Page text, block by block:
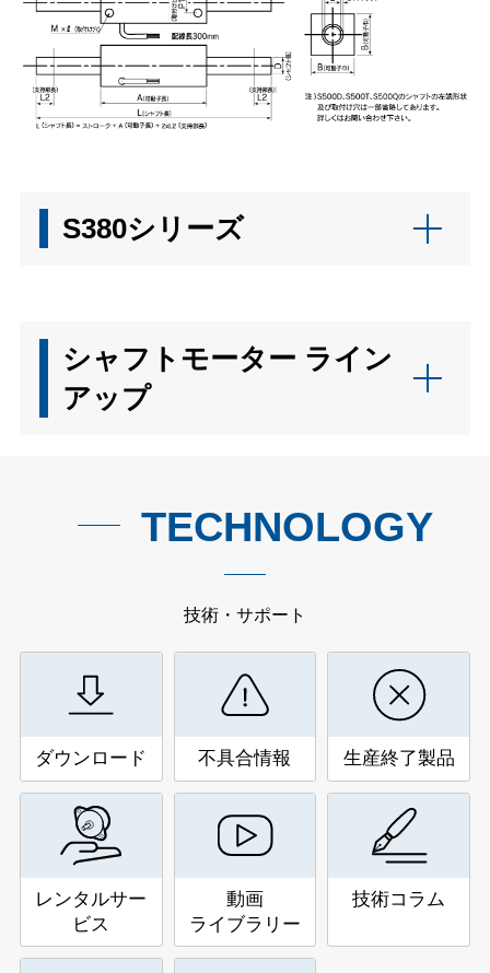
S380シリーズ
シャフトモーター ライン
アップ
TECHNOLOGY
技術・サポート
ダウンロード 不具合情報 生産終了製品
レンタルサー
ビス
動画
ライブラリー
技術コラム